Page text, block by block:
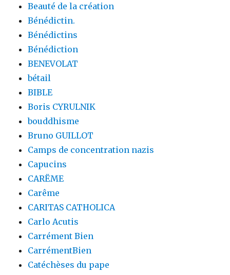
Beauté de la création
Bénédictin.
Bénédictins
Bénédiction
BENEVOLAT
bétail
BIBLE
Boris CYRULNIK
bouddhisme
Bruno GUILLOT
Camps de concentration nazis
Capucins
CARËME
Carême
CARITAS CATHOLICA
Carlo Acutis
Carrément Bien
CarrémentBien
Catéchèses du pape